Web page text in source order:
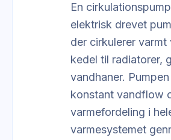
En
elektrisk drevet
der cirkulerer varmt
kedel til radiatorer,
vandhaner.
konstant vandflow
varmefordeling i
varmesystemet